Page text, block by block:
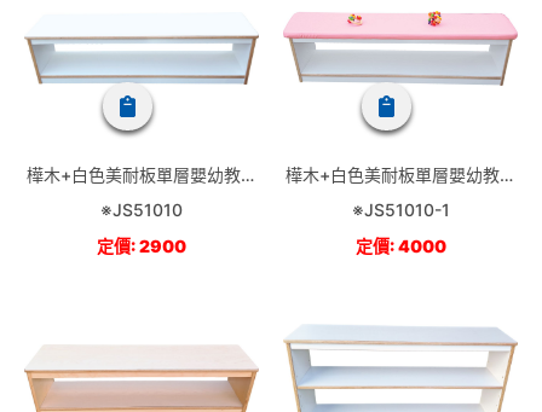
樺木+白色美耐板單層嬰幼教具
※JS51010
定價: 2900
樺木+白色美耐板單層嬰幼教具
※JS51010-1
定價: 4000